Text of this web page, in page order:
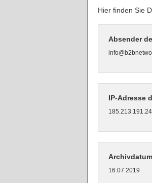
Hier finden Sie
Absender
IP-Adresse
16.07.2019